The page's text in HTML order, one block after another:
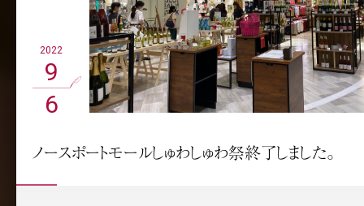
2022
9
6
ノースポートモールしゅわしゅわ祭終了しました。